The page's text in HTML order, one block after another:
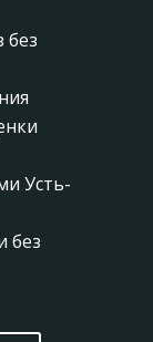
без
Усть-
без